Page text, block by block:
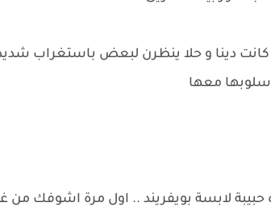
دينا و حلا ينظرن لبعض باستغراب شديد
معها
حبيبة لابسة بويفريند .. اول مرة اشوفك من